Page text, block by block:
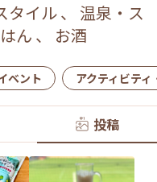
タイル、 温泉・ス
ん 、 お酒
ベント アクティビティ
投稿